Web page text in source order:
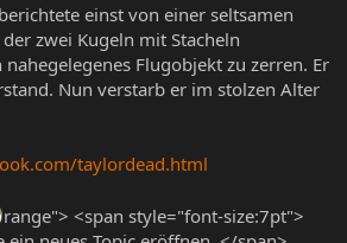
einst von einer seltsamen
zwei Kugeln mit Stacheln
Flugobjekt zu zerren. Er
Nun verstarb er im stolzen Alter
taylordead.html
range"> <span style="font-size:7pt">